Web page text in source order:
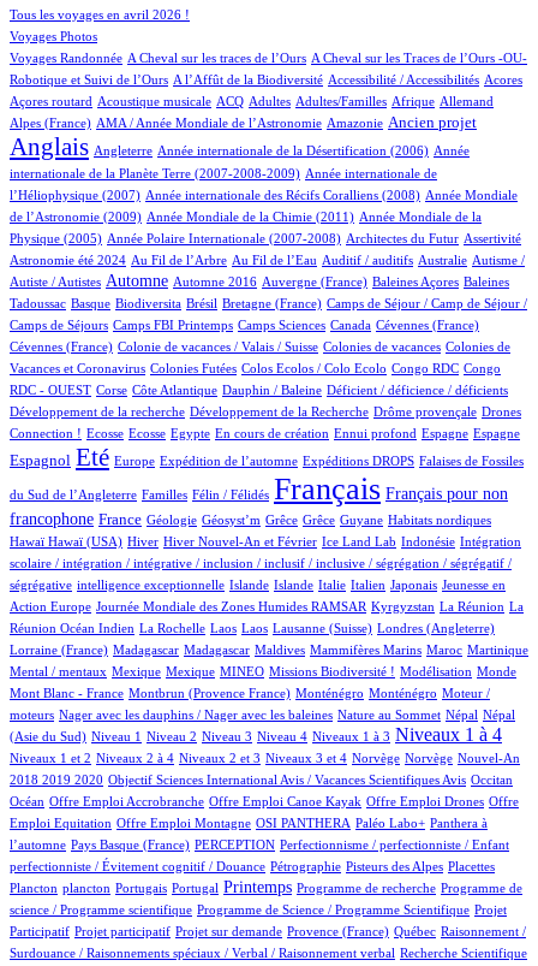
Tous les voyages en avril 2026 !
72/522
Voyages Photos
61/522
Voyages Randonnée
4/522 A Cheval sur les traces de l’Ours
4/522
A Cheval sur les Traces de l’Ours -OU-
Robotique et Suivi de l’Ours
2/522 A l’Affût de la Biodiversité
1/522 Accessibilité / Accessibilités
1/522 Acores
1/522
Açores routard
1/522 Acoustique musicale
30/522 ACQ
19/522 Adultes
12/522 Adultes/Familles
2/522 Afrique
19/522 Allemand
17/522
Alpes (France)
12/522 AMA / Année Mondiale de l’Astronomie
3/522 Amazonie
173/522 Ancien projet
396/522
Anglais
63/522 Angleterre
6/522 Année internationale de la Désertification (2006)
13/522
Année
internationale de la Planète Terre (2007-2008-2009)
4/522
Année internationale de
l’Héliophysique (2007)
1/522 Année internationale des Récifs Coralliens (2008)
12/522
Année Mondiale
de l’Astronomie (2009)
2/522 Année Mondiale de la Chimie (2011)
14/522
Année Mondiale de la
Physique (2005)
5/522 Année Polaire Internationale (2007-2008)
2/522 Architectes du Futur
1/522 Assertivité
10/522
Astronomie été 2024
10/522 Au Fil de l’Arbre
6/522 Au Fil de l’Eau
1/522 Auditif / auditifs
1/522 Australie
1/522
Autisme /
Autiste / Autistes
232/522 Automne
3/522 Automne 2016
5/522 Auvergne (France)
1/522 Baleines Açores
2/522
Baleines
Tadoussac
1/522 Basque
55/522 Biodiversita
1/522 Brésil
9/522 Bretagne (France)
33/522
Camps de Séjour / Camp de Séjour /
Camps de Séjours
1/522 Camps FBI Printemps
5/522 Camps Sciences
6/522 Canada
2/522 Cévennes (France)
1/522
Cévennes (France)
1/522 Colonie de vacances / Valais / Suisse
2/522 Colonies de vacances
3/522
Colonies de
Vacances et Coronavirus
1/522 Colonies Futées
1/522 Colos Ecolos / Colo Ecolo
1/522 Congo RDC
2/522
Congo
RDC - OUEST
1/522 Corse
10/522 Côte Atlantique
1/522 Dauphin / Baleine
1/522 Déficient / déficience / déficients
1/522
Développement de la recherche
1/522 Développement de la Recherche
1/522 Drôme provençale
11/522
Drones
Connection !
1/522 Ecosse
1/522 Ecosse
1/522 Egypte
11/522 En cours de création
1/522 Ennui profond
25/522 Espagne
15/522 Espagne
121/522
Espagnol
381/522 Eté
10/522 Europe
52/522 Expédition de l’automne
81/522 Expéditions DROPS
2/522 Falaises de Fossiles
du Sud de l’Angleterre Familles Félin / Félidés Français Français pour non
francophone
160/522 France
23/522 Géologie
1/522 Géosyst’m
1/522 Grêce
1/522 Grêce
1/522 Guyane
3/522 Habitats nordiques
2/522
Hawaï
2/522Hawaï (USA)
98/522 Hiver
17/522 Hiver Nouvel-An et Février
5/522 Ice Land Lab
1/522 Indonésie
1/522
Intégration
scolaire / intégration / intégrative / inclusion / inclusif / inclusive / ségrégation / ségrégatif /
ségrégative
1/522 intelligence exceptionnelle
6/522 Islande
5/522 Islande
3/522 Italie
25/522 Italien
5/522 Japonais
2/522
Jeunesse en
Action Europe
5/522 Journée Mondiale des Zones Humides RAMSAR
31/522 Kyrgyzstan
4/522 La Réunion
3/522
La
Réunion Océan Indien
1/522 La Rochelle
2/522 Laos
2/522 Laos
5/522 Lausanne (Suisse)
61/522 Londres (Angleterre)
1/522
Lorraine (France)
7/522 Madagascar
7/522 Madagascar
1/522 Maldives
1/522 Mammifères Marins
5/522 Maroc
9/522 Martinique
1/522
Mental / mentaux
1/522 Mexique
1/522 Mexique
16/522 MINEO
24/522 Missions Biodiversité !
1/522 Modélisation
3/522 Monde
1/522
Mont Blanc - France
5/522 Montbrun (Provence France)
6/522 Monténégro
6/522 Monténégro
1/522
Moteur /
moteurs
1/522 Nager avec les dauphins / Nager avec les baleines
2/522 Nature au Sommet
7/522 Népal
7/522
Népal
(Asie du Sud)
7/522 Niveau 1
10/522 Niveau 2
8/522 Niveau 3
41/522 Niveau 4
41/522 Niveaux 1 à 3
237/522 Niveaux 1 à 4
8/522
Niveaux 1 et 2
39/522 Niveaux 2 à 4
6/522 Niveaux 2 et 3
107/522 Niveaux 3 et 4
2/522 Norvège
2/522 Norvège
13/522
Nouvel-An
2018 2019 2020
1/522 Objectif Sciences International Avis / Vacances Scientifiques Avis
6/522 Occitan
61/522
Océan
1/522Offre Emploi Accrobranche
1/522 Offre Emploi Canoe Kayak
1/522 Offre Emploi Drones
1/522
Offre
Emploi Equitation
1/522 Offre Emploi Montagne
34/522 OSI PANTHERA
33/522 Paléo Labo+
33/522
Panthera à
l’automne
3/522 Pays Basque (France)
26/522 PERCEPTION
1/522
Perfectionnisme / perfectionniste / Enfant
perfectionniste / Évitement cognitif / Douance
3/522 Pétrographie
5/522 Pisteurs des Alpes
3/522 Placettes
1/522
Plancton
1/522 plancton
6/522 Portugais
1/522 Portugal
226/522 Printemps
1/522 Programme de recherche
1/522
Programme de
science / Programme scientifique
2/522 Programme de Science / Programme Scientifique
1/522
Projet
Participatif
1/522 Projet participatif
13/522 Projet sur demande
29/522 Provence (France)
3/522 Québec
1/522
Raisonnement /
Surdouance / Raisonnements spéciaux / Verbal / Raisonnement verbal
1/522 Recherche Scientifique
1/522